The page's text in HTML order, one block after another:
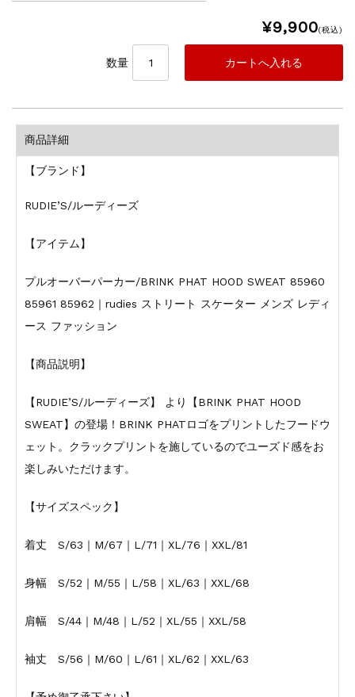
¥9,900(税込)
数量
商品詳細
【ブランド】
RUDIE’S/ルーディーズ
【アイテム】
プルオーバーパーカー/BRINK PHAT HOOD SWEAT 85960
85961 85962｜rudies ストリート スケーター メンズ レディ
ース ファッション
【商品説明】
【RUDIE’S/ルーディーズ】 より【BRINK PHAT HOOD
SWEAT】の登場！BRINK PHATロゴをプリントしたフードウ
ェット。クラックプリントを施しているのでユーズド感をお
楽しみいただけます。
【サイズスペック】
着丈 S/63｜M/67｜L/71｜XL/76｜XXL/81
身幅 S/52｜M/55｜L/58｜XL/63｜XXL/68
肩幅 S/44｜M/48｜L/52｜XL/55｜XXL/58
袖丈 S/56｜M/60｜L/61｜XL/62｜XXL/63